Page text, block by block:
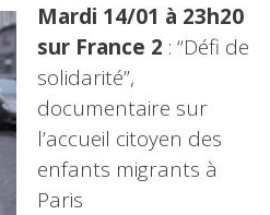
Mardi 14/01 à 23h20
sur France 2 : “Défi de
solidarité”,
documentaire sur
l’accueil citoyen des
enfants migrants à
Paris